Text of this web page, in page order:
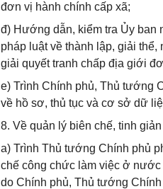
đơn vị hành chính cấp xã;
đ) Hướng dẫn, kiểm tra Ủy ban
pháp luật về thành lập, giải
giải quyết tranh chấp địa giới
e) Trình Chính phủ, Thủ tướng
về hồ sơ, thủ tục và cơ sở dữ
8. Về quản lý biên chế, tinh
a) Trình Thủ tướng Chính phủ
chế công chức làm việc ở
do Chính phủ, Thủ tướng